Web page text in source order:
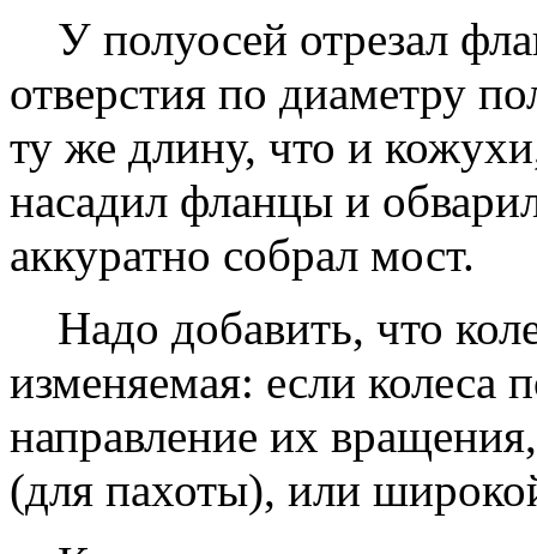
У полуосей отрезал
отверстия по диаметру
ту же длину, что и
насадил фланцы и
аккуратно собрал мост.
Надо добавить, что
изменяемая: если колеса
направление их
(для пахоты), или